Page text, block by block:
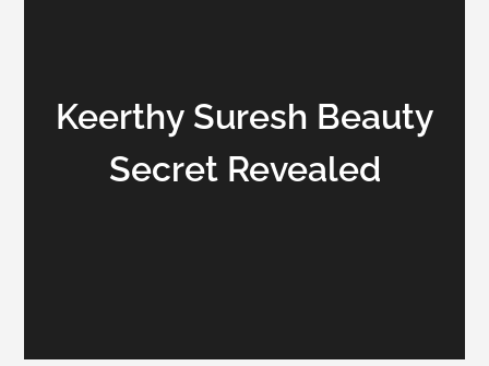
Keerthy Suresh Beauty
Secret Revealed